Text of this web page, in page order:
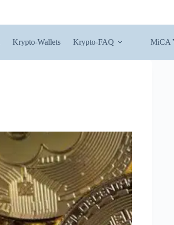
Krypto-Wallets Krypto-FAQ MiCA